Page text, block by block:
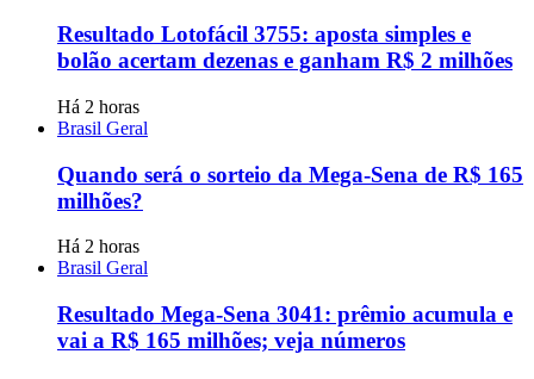
Resultado Lotofácil 3755: aposta simples e
bolão acertam dezenas e ganham R$ 2 milhões
Há 2 horas
Brasil Geral
Quando será o sorteio da Mega-Sena de R$ 165
milhões?
Há 2 horas
Brasil Geral
Resultado Mega-Sena 3041: prêmio acumula e
vai a R$ 165 milhões; veja números